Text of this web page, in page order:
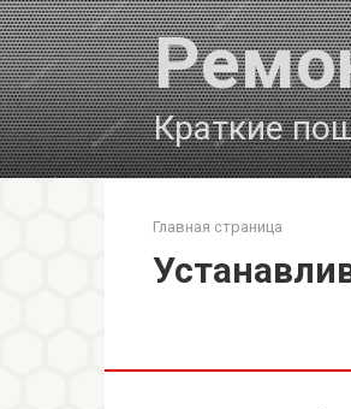
Перейти
к
контенту
Краткие
Главная страница